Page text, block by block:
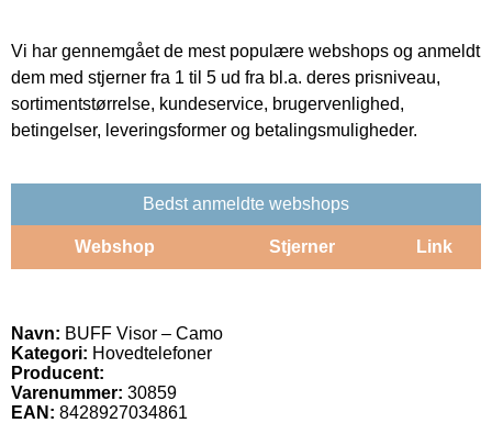
Vi har gennemgået de mest populære webshops og anmeldt
dem med stjerner fra 1 til 5 ud fra bl.a. deres prisniveau,
sortimentstørrelse, kundeservice, brugervenlighed,
betingelser, leveringsformer og betalingsmuligheder.
Bedst anmeldte webshops
Webshop Stjerner Link
Navn: BUFF Visor – Camo
Kategori: Hovedtelefoner
Producent:
Varenummer: 30859
EAN: 8428927034861